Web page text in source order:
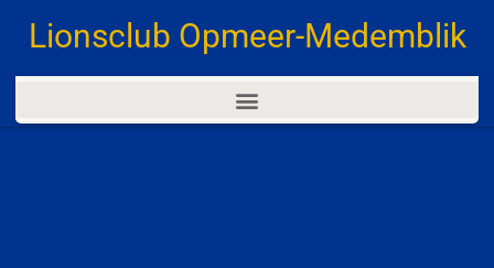
Lionsclub Opmeer-Medemblik